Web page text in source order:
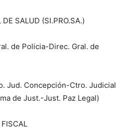
SALUD (SI.PRO.SA.)
de Policia-Direc. Gral. de
Jud. Concepción-Ctro. Judicial
de Just.-Just. Paz Legal)